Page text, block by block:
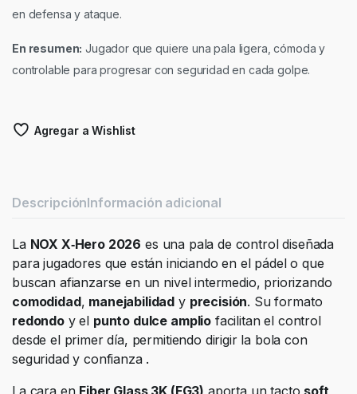
en defensa y ataque.
En resumen: Jugador que quiere una pala ligera, cómoda y
controlable para progresar con seguridad en cada golpe.
Agregar a Wishlist
DescripciónInformación adicional
La NOX X‑Hero 2026 es una pala de control diseñada
para jugadores que están iniciando en el pádel o que
buscan afianzarse en un nivel intermedio, priorizando
comodidad, manejabilidad y precisión. Su formato
redondoy el punto dulce amplio facilitan el control
desde el primer día, permitiendo dirigir la bola con
seguridad y confianza .
La cara en Fiber Glass 3K (FG3) aporta un tacto soft,